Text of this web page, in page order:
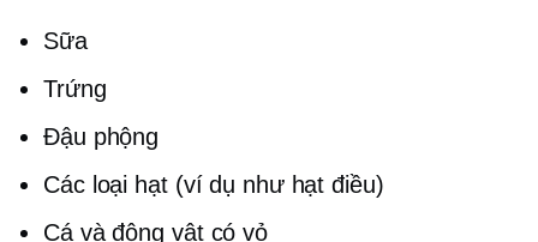
Sữa
Trứng
Đậu phộng
Các loại hạt (ví dụ như hạt điều)
Cá và động vật có vỏ